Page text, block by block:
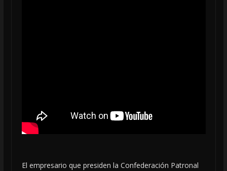
El empresario que presiden la Confederación Patronal